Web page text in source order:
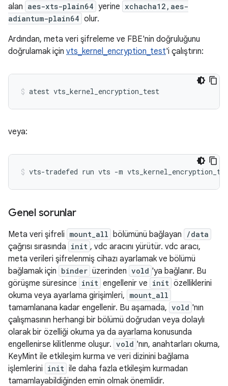
alan aes-xts-plain64 yerine xchacha12,aes-
adiantum-plain64 olur.
Ardından, meta veri şifreleme ve FBE'nin doğruluğunu
doğrulamak için vts_kernel_encryption_test'i çalıştırın:
veya:
Genel sorunlar
Meta veri şifreli mount_all bölümünü bağlayan /data
çağrısı sırasında init , vdc aracını yürütür. vdc aracı,
meta verileri şifrelenmiş cihazı ayarlamak ve bölümü
bağlamak için binder üzerinden vold 'ya bağlanır. Bu
görüşme süresince init engellenir ve init özelliklerini
okuma veya ayarlama girişimleri, mount_all
tamamlanana kadar engellenir. Bu aşamada, vold 'nın
çalışmasının herhangi bir bölümü doğrudan veya dolaylı
olarak bir özelliği okuma ya da ayarlama konusunda
engellenirse kilitlenme oluşur. vold 'nın, anahtarları okuma,
KeyMint ile etkileşim kurma ve veri dizinini bağlama
işlemlerini init ile daha fazla etkileşim kurmadan
tamamlayabildiğinden emin olmak önemlidir.